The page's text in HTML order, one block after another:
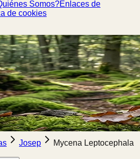
Somos?Enlaces de
de cookies
Josep
Mycena Leptocephala